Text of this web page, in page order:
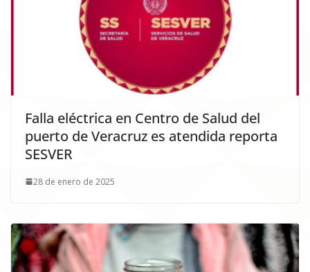
Falla eléctrica en Centro de Salud del
puerto de Veracruz es atendida reporta
SESVER
28 de enero de 2025